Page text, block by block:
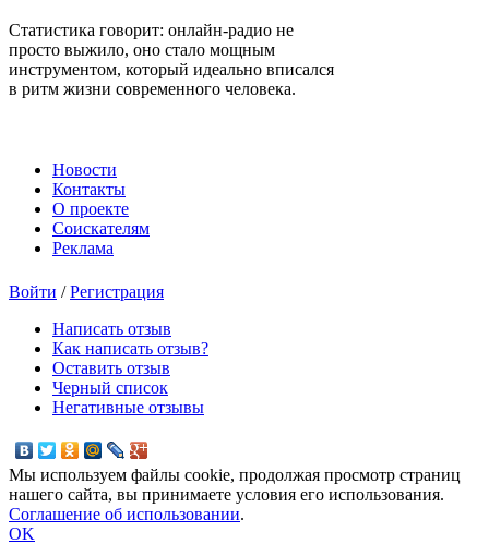
Статистика говорит: онлайн-радио не
просто выжило, оно стало мощным
инструментом, который идеально вписался
в ритм жизни современного человека.
Новости
Контакты
О проекте
Соискателям
Реклама
Войти /Регистрация
Написать отзыв
Как написать отзыв?
Оставить отзыв
Черный список
Негативные отзывы
Мы используем файлы cookie, продолжая просмотр страниц
нашего сайта, вы принимаете условия его использования.
Соглашение об использовании.
OK